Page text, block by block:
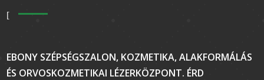
EBONY SZÉPSÉGSZALON, KOZMETIKA, ALAKFORMÁLÁS
ÉS ORVOSKOZMETIKAI LÉZERKÖZPONT. ÉRD